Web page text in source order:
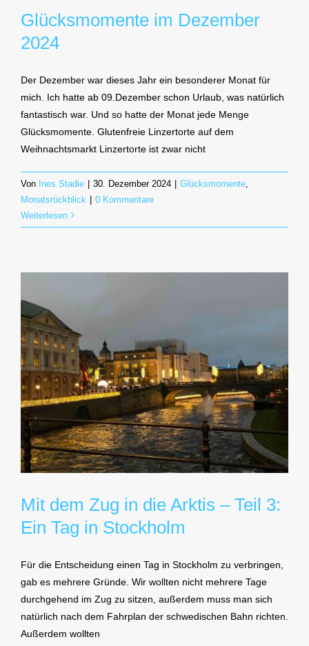
Glücksmomente im Dezember
2024
Der Dezember war dieses Jahr ein besonderer Monat für
mich. Ich hatte ab 09.Dezember schon Urlaub, was natürlich
fantastisch war. Und so hatte der Monat jede Menge
Glücksmomente. Glutenfreie Linzertorte auf dem
Weihnachtsmarkt Linzertorte ist zwar nicht
Von Ines Stadie | 30. Dezember 2024 | Glücksmomente
Monatsrückblick | 0 Kommentare
Weiterlesen
Mit dem Zug in die Arktis – Teil 3:
Ein Tag in Stockholm
Für die Entscheidung einen Tag in Stockholm zu verbringen,
gab es mehrere Gründe. Wir wollten nicht mehrere Tage
durchgehend im Zug zu sitzen, außerdem muss man sich
natürlich nach dem Fahrplan der schwedischen Bahn richten.
Außerdem wollten